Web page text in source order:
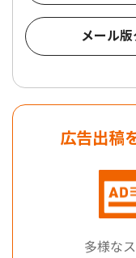
メール
広告出稿
多様な